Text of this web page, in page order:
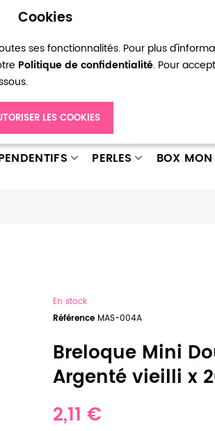
Cookies
ses fonctionnalités. Pour plus
Politique de confidentialité. Pour
LES COOKIES
Connexion
PERLES BOX
En stock
Référence MAS-004A
Breloque Mini
Argenté vieilli x
2,11 €